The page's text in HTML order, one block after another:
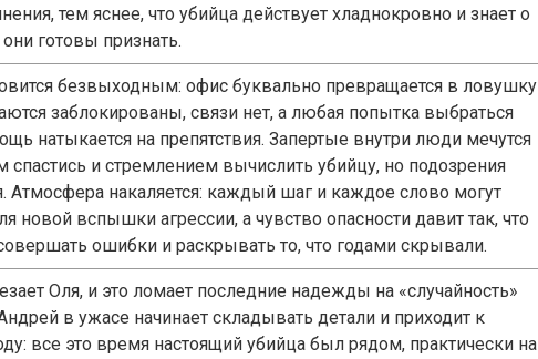
тем яснее, что убийца действует хладнокровно и знает о
готовы признать.
безвыходным: офис буквально превращается в ловушку
заблокированы, связи нет, а любая попытка выбраться
натыкается на препятствия. Запертые внутри люди мечутся
и стремлением вычислить убийцу, но подозрения
Атмосфера накаляется: каждый шаг и каждое слово могут
новой вспышки агрессии, а чувство опасности давит так, что
ошибки и раскрывать то, что годами скрывали.
Оля, и это ломает последние надежды на «случайность»
в ужасе начинает складывать детали и приходит к
все это время настоящий убийца был рядом, практически на